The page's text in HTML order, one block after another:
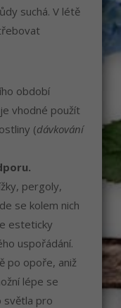
suchá. V létě
období
je vhodné použít
(dávkování
pergoly,
se kolem nich
esteticky
uspořádání.
po opoře, aniž
lépe se
světla pro